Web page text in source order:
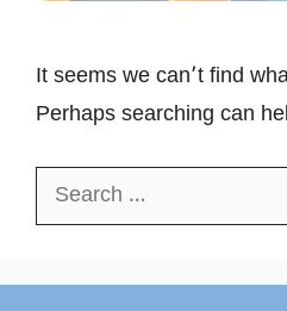
It seems we can’t find
Perhaps searching can
Search
for: